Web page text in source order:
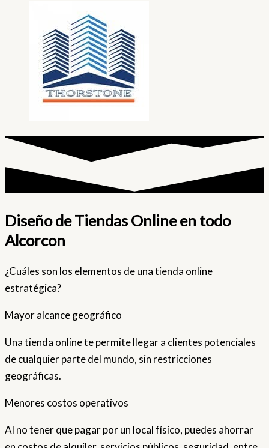
Diseño de Tiendas Online en todo
Alcorcon
¿Cuáles son los elementos de una tienda online
estratégica?
Mayor alcance geográfico
Una tienda online te permite llegar a clientes potenciales
de cualquier parte del mundo, sin restricciones
geográficas.
Menores costos operativos
Al no tener que pagar por un local físico, puedes ahorrar